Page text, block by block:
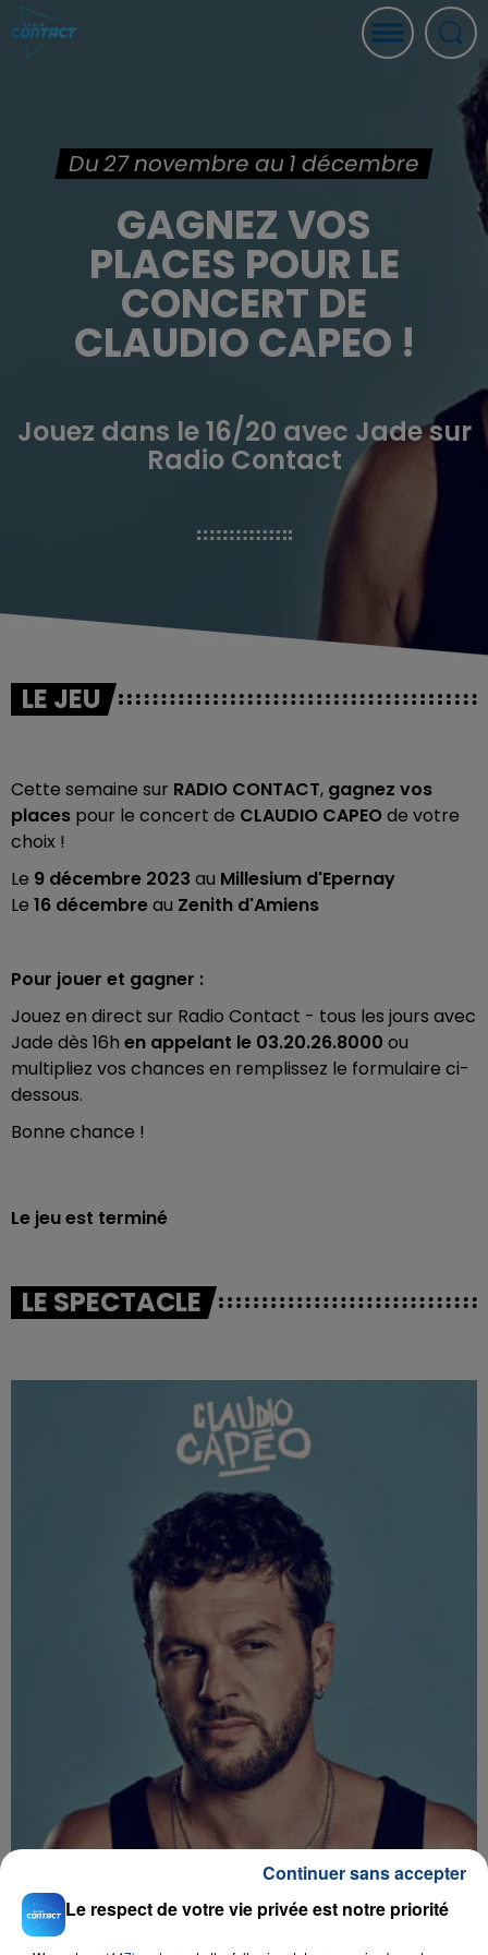
Du 27 novembre au 1 décembre
GAGNEZ VOS
PLACES POUR LE
CONCERT DE
CLAUDIO CAPEO !
Jouez dans le 16/20 avec Jade sur
Radio Contact
LE JEU
Cette semaine sur RADIO CONTACT, gagnez vos
places pour le concert de CLAUDIO CAPEOde votre
choix !
Le 9 décembre 2023 au Millesium d'Epernay
Le 16 décembreau Zenith d'Amiens
Pour jouer et gagner :
Jouez en direct sur Radio Contact - tous les jours avec
Jade dès 16h en appelant le 03.20.26.8000 ou
multipliez vos chances en remplissez le formulaire ci-
dessous.
Bonne chance !
Le jeu est terminé
LE SPECTACLE
Le respect de votre vie privée est notre priorité
Continuer sans accepter